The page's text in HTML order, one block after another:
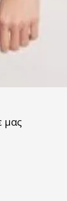
μας